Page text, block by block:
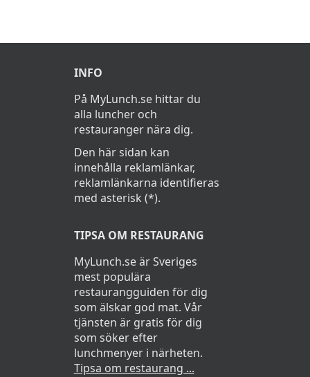
INFO
På MyLunch.se hittar du
alla luncher och
restauranger nära dig.
Den här sidan kan
innehålla reklamlänkar,
reklamlänkarna identifieras
med asterisk (*).
TIPSA OM RESTAURANG
MyLunch.se är Sveriges
mest populära
restaurangguiden för dig
som älskar god mat. Vår
tjänsten är gratis för dig
som söker efter
lunchmenyer i närheten.
Tipsa om restaurang ...